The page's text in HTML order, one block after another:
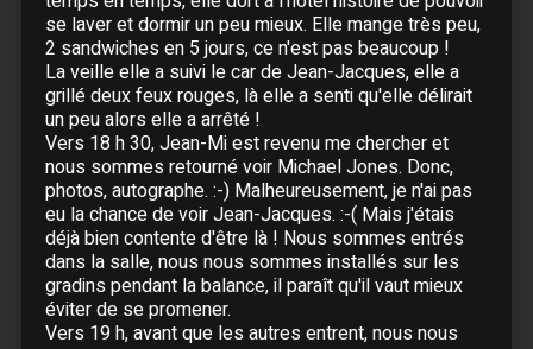
02 Octobre :Paris- Zénith
03 Octobre : Paris- Zénith
04 Octobre :Paris- Zénith
06 Octobre :Lille- Zénith
07 Octobre :Lille - Zénith
08 Octobre :Bruxelles (Belgique)- Forest
National
09 Octobre :Bruxelles (Belgique)- Forest
National
10 Octobre :Bruxelles (Belgique)- Forest
National
11 Octobre :Bruxelles (Belgique)- Forest
se laver et dormir un peu mieux. Elle mange très peu,
2 sandwiches en 5 jours, ce n'est pas beaucoup !
La veille elle a suivi le car de Jean-Jacques, elle a
grillé deux feux rouges, là elle a senti qu'elle délirait
un peu alors elle a arrêté !
Vers 18 h 30, Jean-Mi est revenu me chercher et
nous sommes retourné voir Michael Jones. Donc,
photos, autographe. :-) Malheureusement, je n'ai pas
eu la chance de voir Jean-Jacques. :-( Mais j'étais
déjà bien contente d'être là ! Nous sommes entrés
dans la salle, nous nous sommes installés sur les
gradins pendant la balance, il paraît qu'il vaut mieux
éviter de se promener.
Vers 19 h, avant que les autres entrent, nous nous